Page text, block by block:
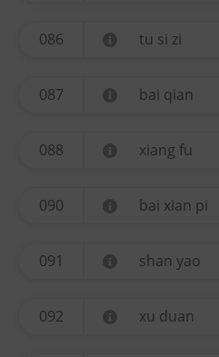
086 tu si zi
087 bai qian
088 xiang fu
090 bai xian pi
091 shan yao
092 xu duan